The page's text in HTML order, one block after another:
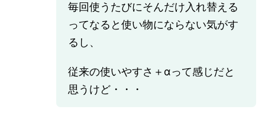
毎回使うたびにそんだけ入れ替える
ってなると使い物にならない気がす
るし、
従来の使いやすさ＋αって感じだと
思うけど・・・